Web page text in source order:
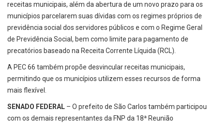
receitas municipais, além da abertura de um novo prazo para os
municípios parcelarem suas dívidas com os regimes próprios de
previdência social dos servidores públicos e com o Regime Geral
de Previdência Social, bem como limite para pagamento de
precatórios baseado na Receita Corrente Líquida (RCL).
A PEC 66 também propõe desvincular receitas municipais,
permitindo que os municípios utilizem esses recursos de forma
mais flexível.
SENADO FEDERAL – O prefeito de São Carlos também participou
com os demais representantes da FNP da 18ª Reunião